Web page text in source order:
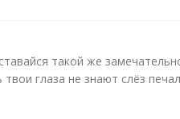
такой же
глаза не знают слёз